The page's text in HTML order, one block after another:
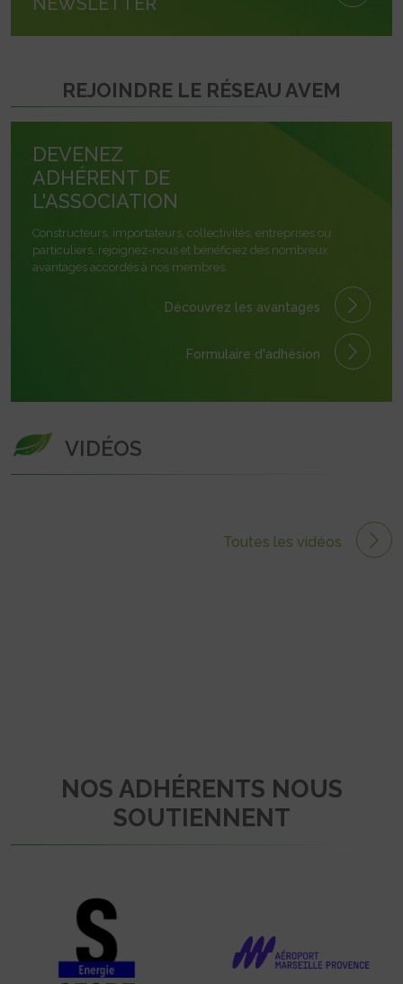
REJOINDRE LE RÉSEAU AVEM
DEVENEZ
ADHÉRENT DE
L'ASSOCIATION
Constructeurs, importateurs, collectivités, entreprises ou
particuliers, rejoignez-nous et bénéficiez des nombreux
avantages accordés à nos membres.
Découvrez les avantages
Formulaire d'adhésion
VIDÉOS
Toutes les vidéos
NOS ADHÉRENTS NOUS
SOUTIENNENT